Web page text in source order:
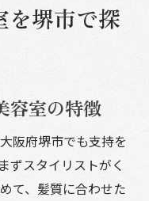
を堺市で探
容室の特徴
阪府堺市でも支持を
ずスタイリストがく
て、髪質に合わせた